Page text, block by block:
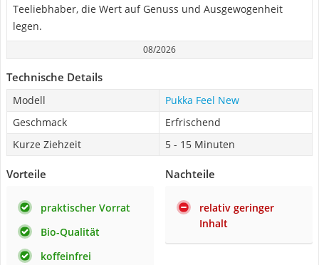
Teeliebhaber, die Wert auf Genuss und Ausgewogenheit
legen.
08/2026
Technische Details
Modell
Pukka Feel New
Geschmack
Erfrischend
Kurze Ziehzeit
5 - 15 Minuten
Vorteile
praktischer Vorrat
Bio-Qualität
koffeinfrei
Nachteile
relativ geringer
Inhalt